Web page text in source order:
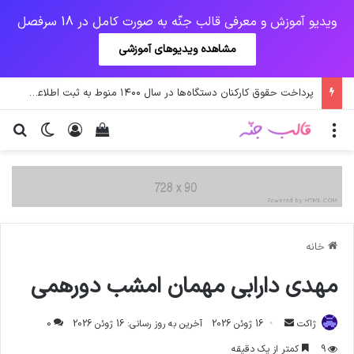
ویدیو آموزش و معرفی قالب جنّه به صورت کامل در 18 سرفصل
مشاهده ویدیوهای آموزشی
پرداخت حقوق کارکنان دستگاه‌ها در سال ۱۴۰۰ منوط به ثبت اطلاعات کارکنان در سامانه شد
تغییر ورود
دیدن سبد خرید منو
خانه
مهدی دارابی مهمان امشب دورهمی
ژاکت
ارسال
ایمیل
16 ژوئن 2026 آخرین به روز رسانی: 16 ژوئن 2026
0
9
کمتر از یک دقیقه